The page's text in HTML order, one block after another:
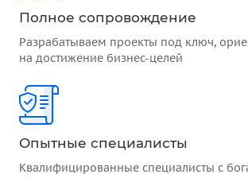
Полное сопровождение
Разрабатываем проекты под ключ,
на достижение бизнес-целей
Опытные специалисты
Квалифицированные специалисты с